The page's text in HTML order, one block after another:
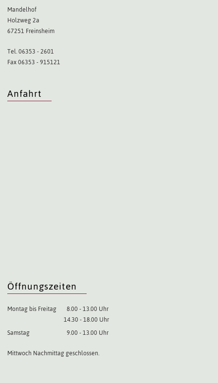
Mandelhof
Holzweg 2a
67251 Freinsheim
Tel. 06353 - 2601
Fax 06353 - 915121
Anfahrt
Öffnungszeiten
Montag bis Freitag
8.00 - 13.00 Uhr
14.30 - 18.00 Uhr
Samstag
9.00 - 13.00 Uhr
Mittwoch Nachmittag geschlossen.